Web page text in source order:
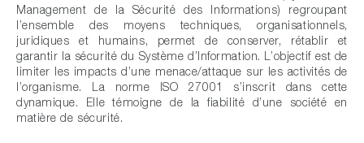
Management de la Sécurité des Informations) regroupant
l’ensemble des moyens techniques, organisationnels,
juridiques et humains, permet de conserver, rétablir et
garantir la sécurité du Système d’Information. L’objectif est de
limiter les impacts d’une menace/attaque sur les activités de
l’organisme. La norme ISO 27001 s’inscrit dans cette
dynamique. Elle témoigne de la fiabilité d’une société en
matière de sécurité.